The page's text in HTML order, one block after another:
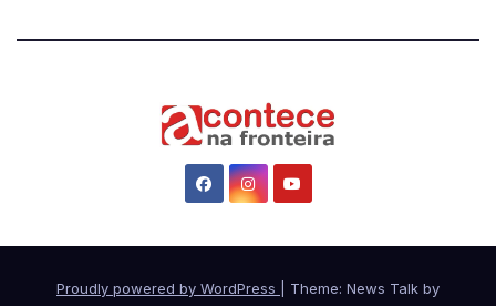
Proudly powered by WordPress Theme: News Talk by